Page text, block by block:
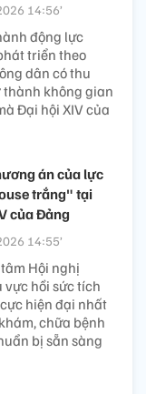
14:56’
động lực
triển theo
dân có thu
thành không gian
Đại hội XIV của
án của lực
trắng" tại
của Đảng
14:55’
Hội nghị
vực hồi sức tích
hiện đại nhất
chữa bệnh
bị sẵn sàng